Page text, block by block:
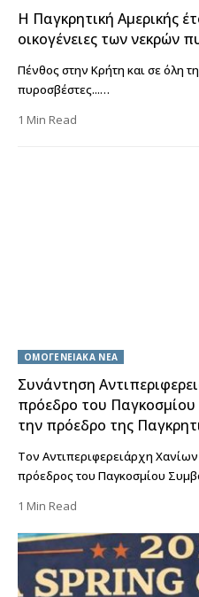
Η Παγκρητική Αμερικής
οικογένειες των νεκρών
Πένθος στην Κρήτη και σε όλη
πυροσβέστες...…
1 Min Read
ΟΜΟΓΕΝΕΙΑΚΑ ΝΕΑ
Συνάντηση
πρόεδρο του
την πρόεδρο της
Τον Αντιπεριφερειάρχη
πρόεδρος του Παγκοσμίου
1 Min Read